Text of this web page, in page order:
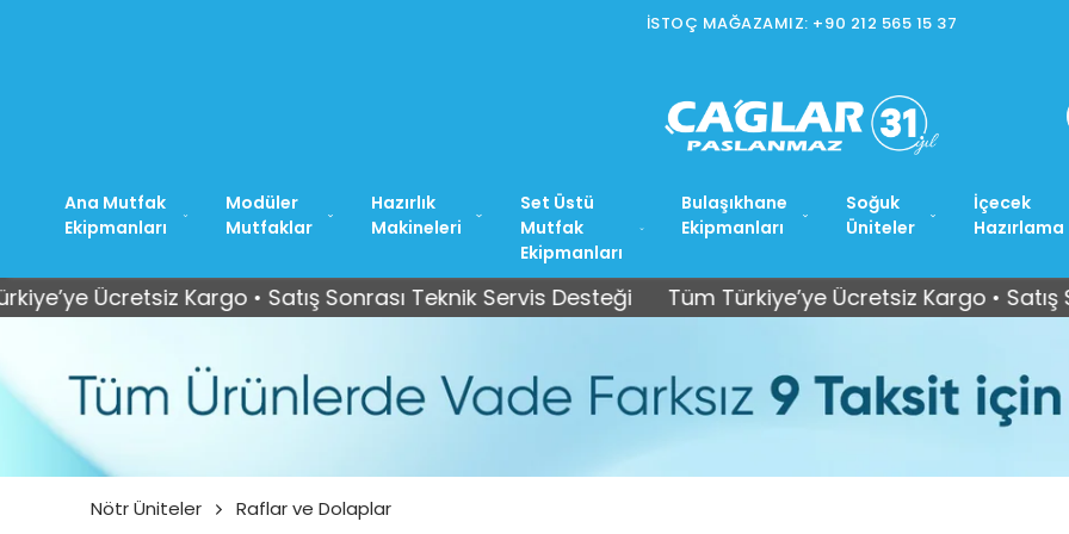
İSTOÇ MAĞAZAMIZ: +90 212 565 15 37
Ana Mutfak
Ekipmanları
Modüler
Mutfaklar
Hazırlık
Makineleri
Set Üstü
Mutfak
Ekipmanları
Bulaşıkhane
Ekipmanları
Soğuk
Üniteler
İçecek
Hazırlama
Kargo • Satış Sonrası Teknik Servis Desteği Tüm Türkiye’ye Ücretsiz Kargo • Satış Sonrası
Nötr Üniteler Raflar ve Dolaplar